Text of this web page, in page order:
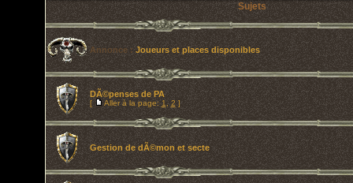
Sujets
Annonce : Joueurs et places disponibles
DÃ©penses de PA
[ Aller à la page: 1 ,2 ]
Gestion de dÃ©mon et secte